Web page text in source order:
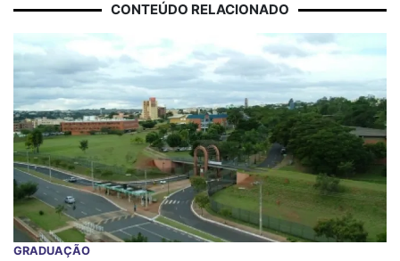
CONTEÚDO RELACIONADO
GRADUAÇÃO